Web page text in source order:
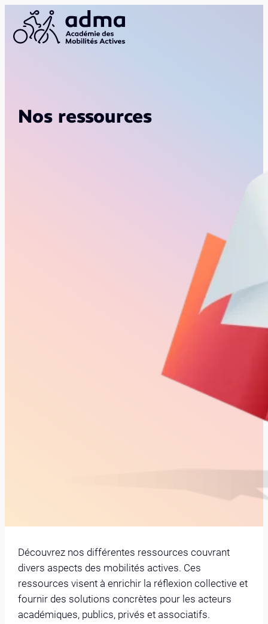
Nos ressources
Découvrez nos différentes ressources couvrant
divers aspects des mobilités actives. Ces
ressources visent à enrichir la réflexion collective et
fournir des solutions concrètes pour les acteurs
académiques, publics, privés et associatifs.